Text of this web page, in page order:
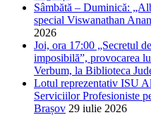
Sâmbătă – Duminică:
special Viswanathan
2026
Joi, ora 17:00 „Secretul
imposibilă”, provocarea
Verbum, la Biblioteca
Lotul reprezentativ ISU
Serviciilor Profesioniste
Brașov 29 iulie 2026